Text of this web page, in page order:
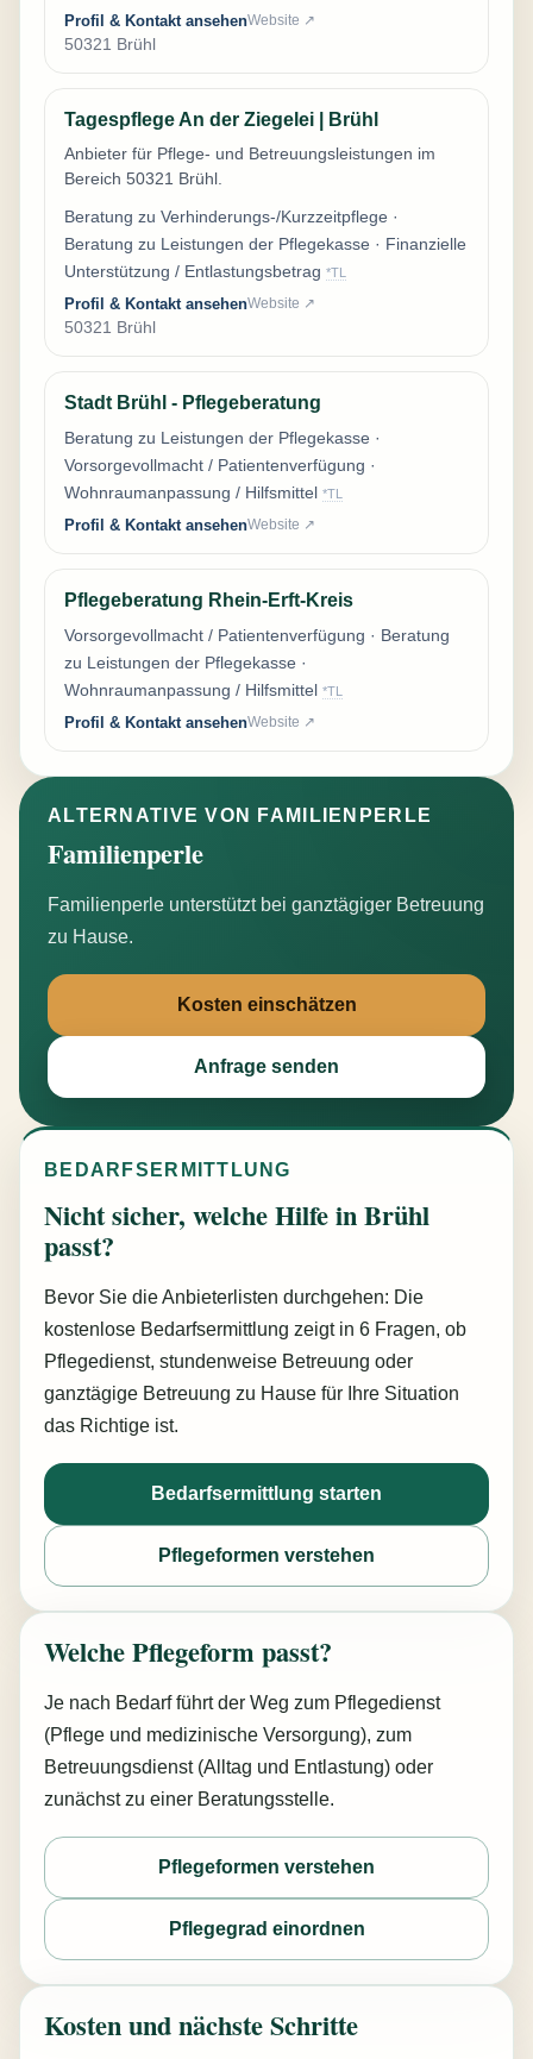
Profil & Kontakt ansehenWebsite ↗
50321 Brühl
Tagespflege An der Ziegelei | Brühl
Anbieter für Pflege- und Betreuungsleistungen im
Bereich 50321 Brühl.
Beratung zu Verhinderungs-/Kurzzeitpflege ·
Beratung zu Leistungen der Pflegekasse · Finanzielle
Unterstützung / Entlastungsbetrag *TL
Profil & Kontakt ansehenWebsite ↗
50321 Brühl
Stadt Brühl - Pflegeberatung
Beratung zu Leistungen der Pflegekasse ·
Vorsorgevollmacht / Patientenverfügung ·
Wohnraumanpassung / Hilfsmittel *TL
Profil & Kontakt ansehenWebsite ↗
Pflegeberatung Rhein-Erft-Kreis
Vorsorgevollmacht / Patientenverfügung · Beratung
zu Leistungen der Pflegekasse ·
Wohnraumanpassung / Hilfsmittel *TL
Profil & Kontakt ansehenWebsite ↗
ALTERNATIVE VON FAMILIENPERLE
Familienperle
Familienperle unterstützt bei ganztägiger Betreuung
zu Hause.
Kosten einschätzen
Anfrage senden
BEDARFSERMITTLUNG
Nicht sicher, welche Hilfe in Brühl
passt?
Bevor Sie die Anbieterlisten durchgehen: Die
kostenlose Bedarfsermittlung zeigt in 6 Fragen, ob
Pflegedienst, stundenweise Betreuung oder
ganztägige Betreuung zu Hause für Ihre Situation
das Richtige ist.
Bedarfsermittlung starten
Pflegeformen verstehen
Welche Pflegeform passt?
Je nach Bedarf führt der Weg zum Pflegedienst
(Pflege und medizinische Versorgung), zum
Betreuungsdienst (Alltag und Entlastung) oder
zunächst zu einer Beratungsstelle.
Pflegeformen verstehen
Pflegegrad einordnen
Kosten und nächste Schritte